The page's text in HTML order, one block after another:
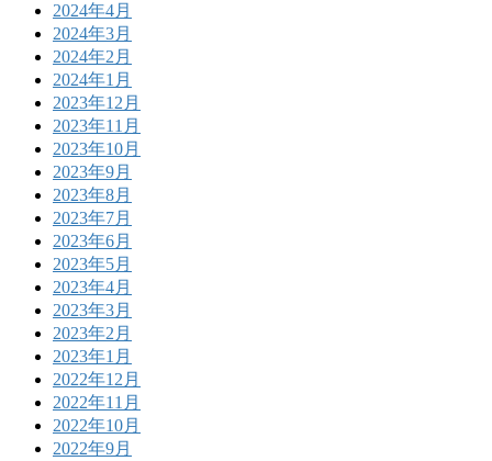
2024年4月
2024年3月
2024年2月
2024年1月
2023年12月
2023年11月
2023年10月
2023年9月
2023年8月
2023年7月
2023年6月
2023年5月
2023年4月
2023年3月
2023年2月
2023年1月
2022年12月
2022年11月
2022年10月
2022年9月